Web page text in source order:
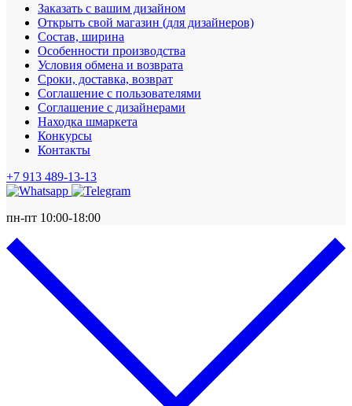
Заказать с вашим дизайном
Открыть свой магазин (для дизайнеров)
Cостав, ширина
Особенности производства
Условия обмена и возврата
Сроки, доставка, возврат
Соглашение с пользователями
Соглашение с дизайнерами
Находка шмаркета
Конкурсы
Контакты
+7 913 489-13-13
пн-пт 10:00-18:00